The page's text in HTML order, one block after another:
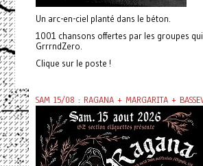
Un arc-en-ciel planté dans le béton.
1001 chansons offertes par les groupes
GrrrndZero.
Clique sur le poste !
SAM 15/08 : RAGANA + MARGARITA +